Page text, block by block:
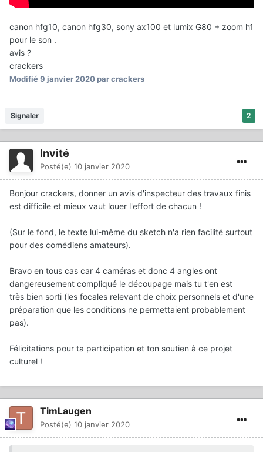
canon hfg10, canon hfg30, sony ax100 et lumix G80 + zoom h1
pour le son .
avis ?
crackers
Modifié9 janvier 2020par crackers
2
Signaler
Invité
Posté(e) 10 janvier 2020
Bonjour crackers, donner un avis d'inspecteur des travaux finis
est difficile et mieux vaut louer l'effort de chacun !
(Sur le fond, le texte lui-même du sketch n'a rien facilité surtout
pour des comédiens amateurs).
Bravo en tous cas car 4 caméras et donc 4 angles ont
dangereusement compliqué le découpage mais tu t'en est
très bien sorti (les focales relevant de choix personnels et d'une
préparation que les conditions ne permettaient probablement
pas).
Félicitations pour ta participation et ton soutien à ce projet
culturel !
TimLaugen
Posté(e) 10 janvier 2020